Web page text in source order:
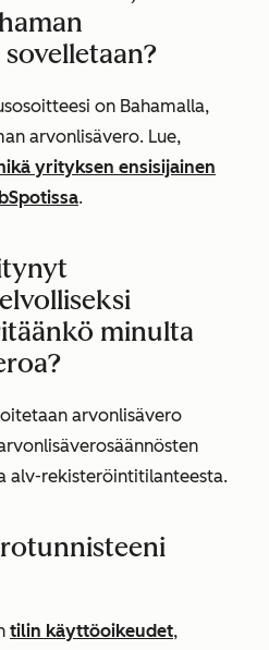
on Bahamalla,
arvonlisävero. Lue,
yrityksen ensisijainen
.
minulta
arvonlisävero
alv-rekisteröintitilanteesta.
tilin käyttöoikeudet,